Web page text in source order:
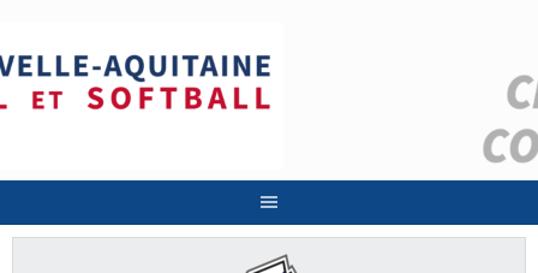
contenu